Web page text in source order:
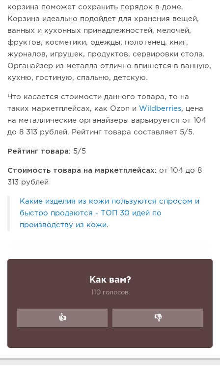
корзина поможет сохранить порядок в доме.
Корзина идеально подойдет для хранения вещей,
ванных и кухонных принадлежностей, мелочей,
фруктов, косметики, одежды, полотенец, книг,
журналов, игрушек, продуктов, сервировки стола.
Органайзер из металла отлично впишется в ванную,
кухню, гостиную, спальню, детскую.
Что касается стоимости данного товара, то на
таких маркетплейсах, как Ozon и Wildberries, цена
на металлические органайзеры варьируется от 104
до 8 313 рублей. Рейтинг товара составляет 5/5.
Рейтинг товара: 5/5
Стоимость товара на маркетплейсах: от 104 до 8
313 рублей
Какие изделия из кожи пользуются спросом и
быстро продаются - ТОП 30 идей по
производству из кожи.
Как вам?
110 голосов
👍 👎